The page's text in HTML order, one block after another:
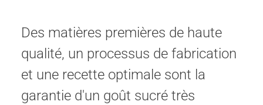
Des matières premières de haute
qualité, un processus de fabrication
et une recette optimale sont la
garantie d'un goût sucré très